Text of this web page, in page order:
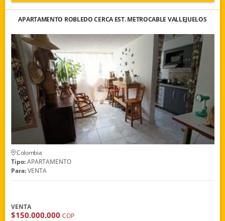
APARTAMENTO ROBLEDO CERCA EST. METROCABLE VALLEJUELOS
Colombia
Tipo:APARTAMENTO
Para:VENTA
VENTA
$150.000.000 COP